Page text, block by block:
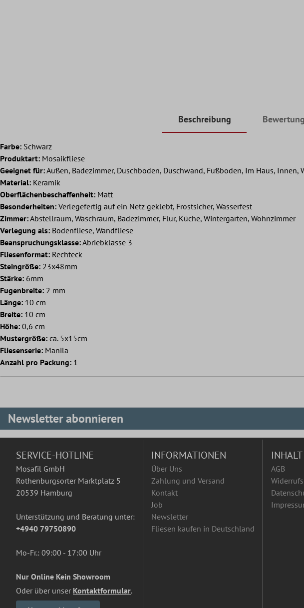
Beschreibung
Farbe: Schwarz
Produktart: Mosaikfliese
Geeignet für:Außen, Badezimmer, Duschboden, Duschwand, Fußboden, Im Haus, Innen,
Material: Keramik
Oberflächenbeschaffenheit: Matt
Besonderheiten: Verlegefertig auf ein Netz geklebt, Frostsicher, Wasserfest
Zimmer:Abstellraum, Waschraum, Badezimmer, Flur, Küche, Wintergarten, Wohnzimmer
Verlegung als: Bodenfliese, Wandfliese
Beanspruchungsklasse:Abriebklasse 3
Fliesenformat: Rechteck
Steingröße: 23x48mm
Stärke: 6mm
Fugenbreite: 2 mm
Länge: 10 cm
Breite: 10 cm
Höhe: 0,6 cm
Mustergröße: ca. 5x15cm
Fliesenserie: Manila
Anzahl pro Packung: 1
Newsletter abonnieren
SERVICE-HOTLINE
Mosafil GmbH
Rothenburgsorter Marktplatz 5
20539 Hamburg
Unterstützung und Beratung unter:
+4940 79750890
Mo-Fr.: 09:00 - 17:00 Uhr
Nur Online Kein Showroom
Oder über unser Kontaktformular.
INFORMATIONEN
Über Uns
Zahlung und Versand
Kontakt
Job
Newsletter
Fliesen kaufen in Deutschland
INHALT
AGB